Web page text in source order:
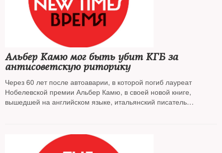
Альбер Камю мог быть убит КГБ за
антисоветскую риторику
Через 60 лет после автоаварии, в которой погиб лауреат
Нобелевской премии Альбер Камю, в своей новой книге,
вышедшей на английском языке, итальянский писатель